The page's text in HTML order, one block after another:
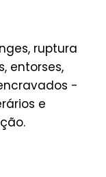
ruptura
entorses,
-
e